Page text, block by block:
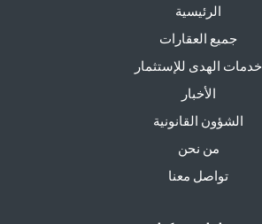
الرئيسية
جميع العقارات
خدمات الهدى للإستثمار
الأخبار
الشؤون القانونية
من نحن
تواصل معنا